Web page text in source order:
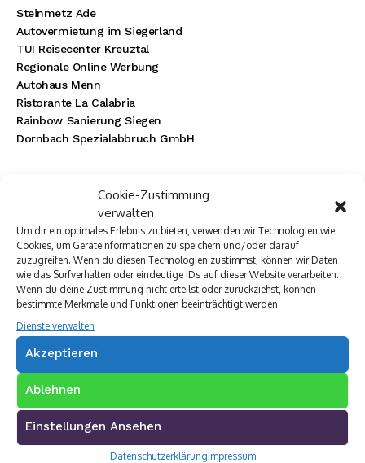
Cookie-Zustimmung
verwalten
Um dir ein optimales Erlebnis zu bieten, verwenden wir Technologien wie
Cookies, um Geräteinformationen zu speichern und/oder darauf
zuzugreifen. Wenn du diesen Technologien zustimmst, können wir Daten
wie das Surfverhalten oder eindeutige IDs auf dieser Website verarbeiten.
Wenn du deine Zustimmung nicht erteilst oder zurückziehst, können
bestimmte Merkmale und Funktionen beeinträchtigt werden.
Dienste verwalten
Akzeptieren
Ablehnen
Einstellungen Ansehen
DatenschutzerklärungImpressum
Steinmetz Ade
Autovermietung im Siegerland
TUI Reisecenter Kreuztal
Regionale Online Werbung
Autohaus Menn
Ristorante La Calabria
Rainbow Sanierung Siegen
Dornbach Spezialabbruch GmbH